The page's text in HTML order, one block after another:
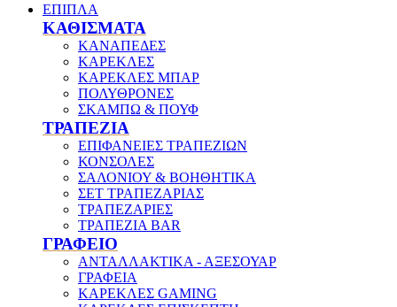
ΕΠΙΠΛΑ
ΚΑΘΙΣΜΑΤΑ
ΚΑΝΑΠΕΔΕΣ
ΚΑΡΕΚΛΕΣ
ΚΑΡΕΚΛΕΣ ΜΠΑΡ
ΠΟΛΥΘΡΟΝΕΣ
ΣΚΑΜΠΩ & ΠΟΥΦ
ΤΡΑΠΕΖΙΑ
ΕΠΙΦΑΝΕΙΕΣ ΤΡΑΠΕΖΙΩΝ
ΚΟΝΣΟΛΕΣ
ΣΑΛΟΝΙΟΥ & ΒΟΗΘΗΤΙΚΑ
ΣΕΤ ΤΡΑΠΕΖΑΡΙΑΣ
ΤΡΑΠΕΖΑΡΙΕΣ
ΤΡΑΠΕΖΙΑ BAR
ΓΡΑΦΕΙΟ
ΑΝΤΑΛΛΑΚΤΙΚΑ - ΑΞΕΣΟΥΑΡ
ΓΡΑΦΕΙΑ
ΚΑΡΕΚΛΕΣ GAMING